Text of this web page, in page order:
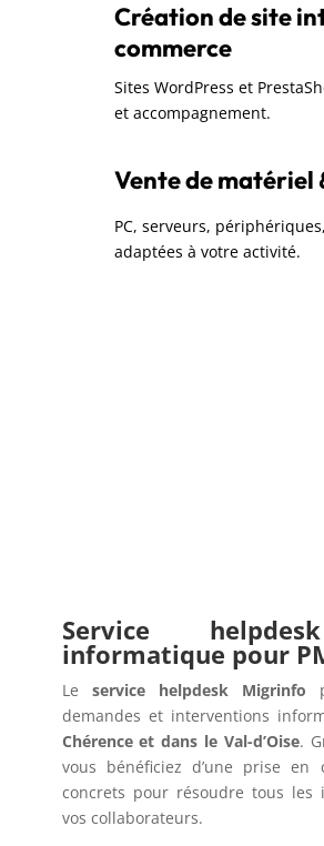
Création de site
commerce
Sites WordPress et
et accompagnement.
Vente de matériel
PC, serveurs,
adaptées à votre activité.
Service
informatique pour
Le service helpdesk Migrinfo
demandes et interventions
Chérence et dans le Val-d’Oise.
vous bénéficiez d’une prise
concrets pour résoudre tous
vos collaborateurs.